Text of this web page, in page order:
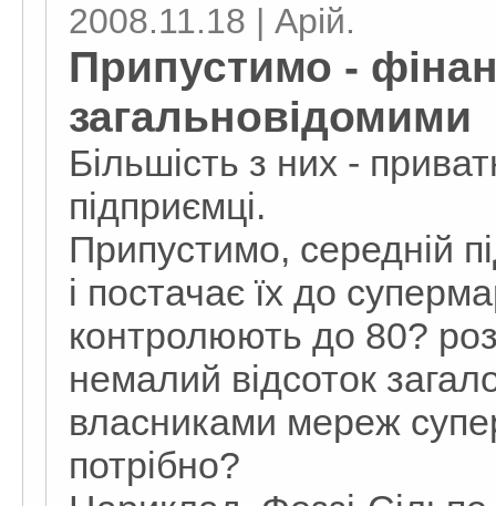
2008.11.18 | Арій.
Припустимо -
загальновідомими
Більшість з них -
підприємці.
Припустимо, середній
і постачає їх до
контролюють до 80?
немалий відсоток
власниками мереж
потрібно?